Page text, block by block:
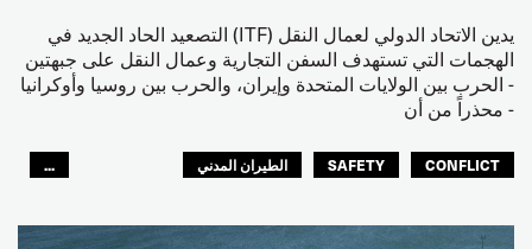
يدين الاتحاد الدولي لعمال النقل (ITF) التصعيد الحاد الجديد في
الهجمات التي تستهدف السفن التجارية وعمال النقل على جبهتين
- الحرب بين الولايات المتحدة وإيران، والحرب بين روسيا وأوكرانيا
- محذراً من أن
CONFLICT
SAFETY
الطيران المدني
...